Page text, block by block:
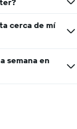
cerca de mí
semana en